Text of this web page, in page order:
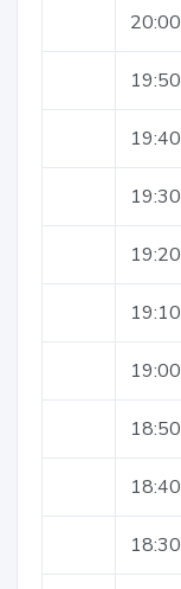
20:00
19:50
19:40
19:30
19:20
19:10
19:00
18:50
18:40
18:30